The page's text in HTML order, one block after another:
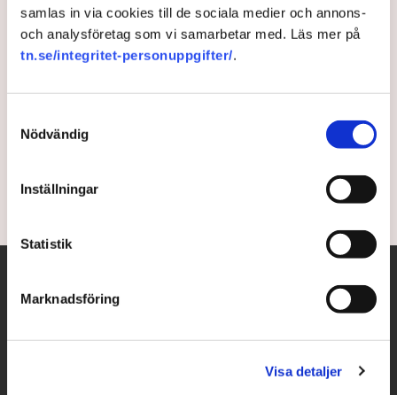
samlas in via cookies till de sociala medier och annons-
och analysföretag som vi samarbetar med. Läs mer på
tn.se/integritet-personuppgifter/.
Nödvändig
Inställningar
Statistik
Marknadsföring
Visa detaljer
Rekordsummor till
upprustningen i världen
betydligt mer pengar på militären under 2022
3 years ago | Av: TT